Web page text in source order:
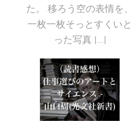
た。 移ろう空の表情を、
一枚一枚そっとすくいと
った写真 […]